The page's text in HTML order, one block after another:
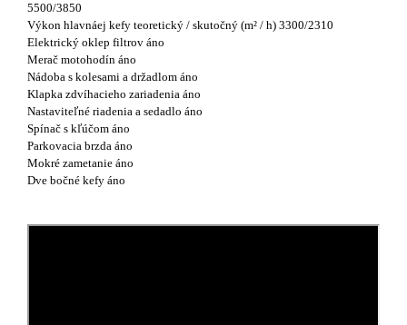
5500/3850
Výkon hlavnáej kefy teoretický / skutočný (m² / h) 3300/2310
Elektrický oklep filtrov áno
Merač motohodín áno
Nádoba s kolesami a držadlom áno
Klapka zdvíhacieho zariadenia áno
Nastaviteľné riadenia a sedadlo áno
Spínač s kľúčom áno
Parkovacia brzda áno
Mokré zametanie áno
Dve bočné kefy áno